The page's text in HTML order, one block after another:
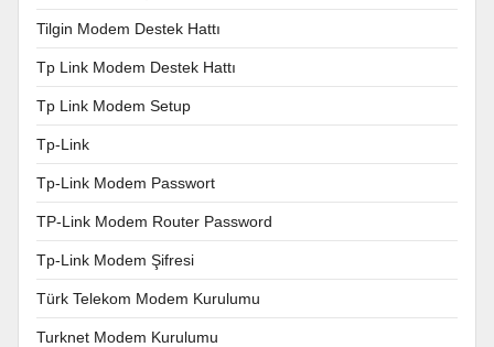
Tilgin Modem Destek Hattı
Tp Link Modem Destek Hattı
Tp Link Modem Setup
Tp-Link
Tp-Link Modem Passwort
TP-Link Modem Router Password
Tp-Link Modem Şifresi
Türk Telekom Modem Kurulumu
Turknet Modem Kurulumu